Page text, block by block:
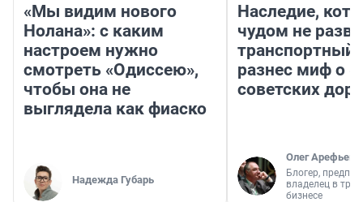
«Мы видим нового
Нолана»: с каким
настроем нужно
смотреть «Одиссею»,
чтобы она не
выглядела как фиаско
Надежда Губарь
Наследие,
чудом не
транспортный
разнес миф о
советских
Олег Арефьев
Блогер,
владелец в
бизнесе